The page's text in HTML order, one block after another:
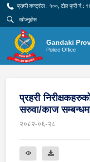
प्रहरी कन्ट्रोल : १००, टोल फ्री नं.:
Gandaki
Police Office
प्रहरी
सरुवा/काज
२०८२-०६-२८